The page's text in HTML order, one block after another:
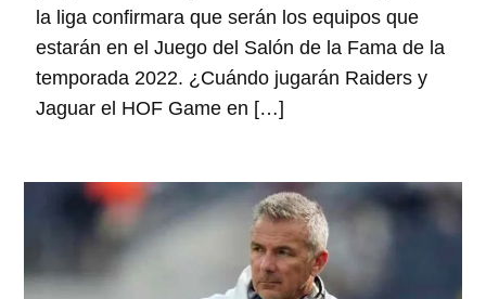
la liga confirmara que serán los equipos que
estarán en el Juego del Salón de la Fama de la
temporada 2022. ¿Cuándo jugarán Raiders y
Jaguar el HOF Game en […]